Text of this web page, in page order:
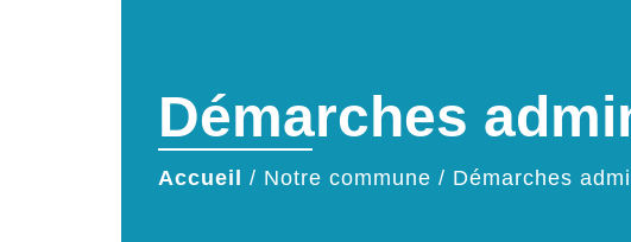
Démarches
Accueil / Notre commune / Démarches